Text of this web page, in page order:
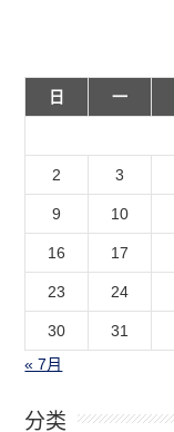
日
一
2 3
9 10
16 17
23 24
30
31
« 7月
分类